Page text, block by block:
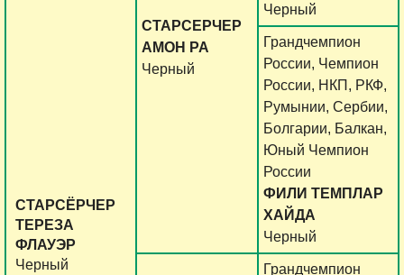
СТАРСЁРЧЕР
ТЕРЕЗА
ФЛАУЭР
Черный
СТАРСЕРЧЕР
АМОН РА
Черный
Черный
Грандчемпион
России, Чемпион
России, НКП, РКФ,
Румынии, Сербии,
Болгарии, Балкан,
Юный Чемпион
России
ФИЛИ ТЕМПЛАР
ХАЙДА
Черный
Грандчемпион